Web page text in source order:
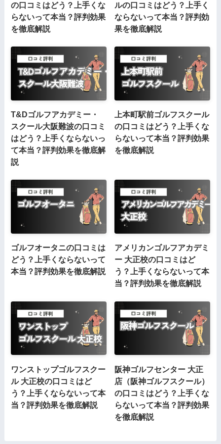
の口コミはどう？上手くな
らないって本当？評判効果
を徹底解説
ルの口コミはどう？上手く
ならないって本当？評判効
果を徹底解説
T&Dゴルフアカデミー・
スクール大阪難波の口コミ
はどう？上手くならないっ
て本当？評判効果を徹底解
説
上本町駅前ゴルフスクール
の口コミはどう？上手くな
らないって本当？評判効果
を徹底解説
ゴルフオータニの口コミは
どう？上手くならないって
本当？評判効果を徹底解説
アメリカンゴルフアカデミ
ー 大正校の口コミはど
う？上手くならないって本
当？評判効果を徹底解説
ワンストップゴルフスクー
ル 大正校の口コミはど
う？上手くならないって本
当？評判効果を徹底解説
阪神ゴルフセンター 大正
店（阪神ゴルフスクール）
の口コミはどう？上手くな
らないって本当？評判効果
を徹底解説